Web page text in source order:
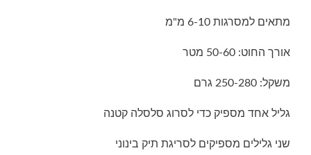
מתאים למסרגות 6-10 מ"מ
אורך החוט: 50-60 מטר
משקל: 250-280 גרם
גליל אחד מספיק כדי לסרוג סלסלה קטנה
שני גלילים מספיקים לסריגת תיק בינוני